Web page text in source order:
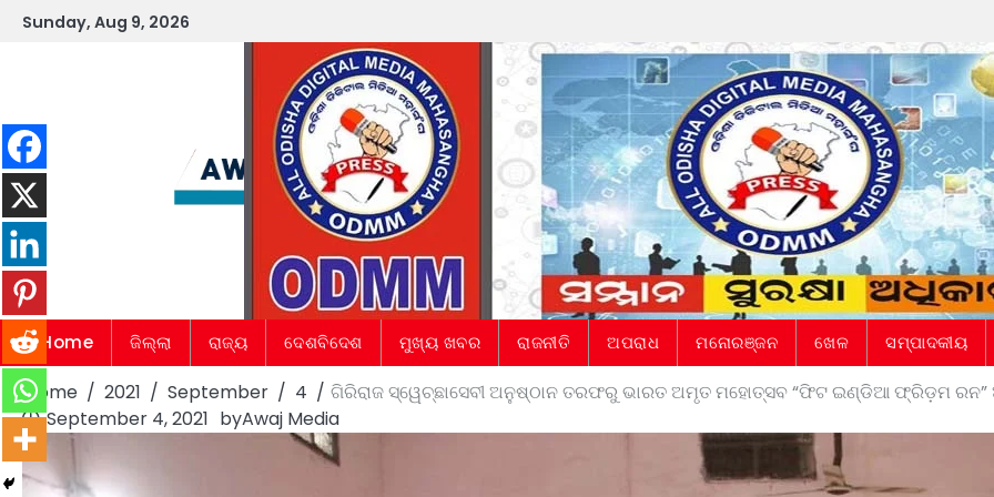
SkipSunday, Aug 9, 2026
Home ଜିଲ୍ଲା ରାଜ୍ୟ ଦେଶବିଦେଶ ମୁଖ୍ୟ ଖବର ରାଜନୀତି ଅପରାଧ ମନୋରଞ୍ଜନ ଖେଳ ସମ୍ପାଦକୀୟ
Home 2021 September 4
ଗିରିରାଜ ସ୍ୱେଚ୍ଛାସେବୀ ଅନୁଷ୍ଠାନ ତରଫରୁ ଭାରତ ଅମୃତ ମହୋତ୍ସବ “ଫିଟ ଇଣ୍ଡିଆ ଫ୍ରିଡ଼ମ
September 4, 2021 byAwaj Media